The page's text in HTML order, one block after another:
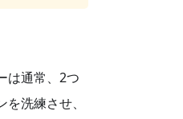
は通常、2つ
洗練させ、